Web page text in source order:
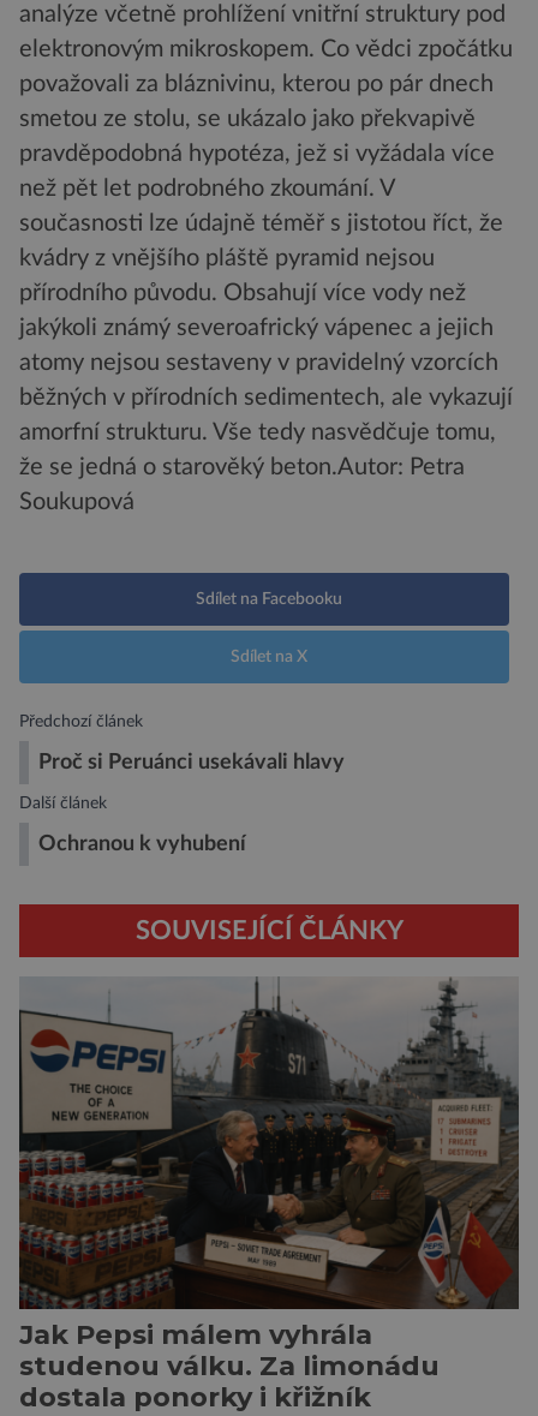
analýze včetně prohlížení vnitřní struktury pod
elektronovým mikroskopem. Co vědci zpočátku
považovali za bláznivinu, kterou po pár dnech
smetou ze stolu, se ukázalo jako překvapivě
pravděpodobná hypotéza, jež si vyžádala více
než pět let podrobného zkoumání. V
současnosti lze údajně téměř s jistotou říct, že
kvádry z vnějšího pláště pyramid nejsou
přírodního původu. Obsahují více vody než
jakýkoli známý severoafrický vápenec a jejich
atomy nejsou sestaveny v pravidelný vzorcích
běžných v přírodních sedimentech, ale vykazují
amorfní strukturu. Vše tedy nasvědčuje tomu,
že se jedná o starověký beton.Autor: Petra
Soukupová
Sdílet na Facebooku
Sdílet na X
Předchozí článek
Proč si Peruánci usekávali hlavy
Další článek
Ochranou k vyhubení
SOUVISEJÍCÍ ČLÁNKY
Jak Pepsi málem vyhrála
studenou válku. Za limonádu
dostala ponorky i křižník